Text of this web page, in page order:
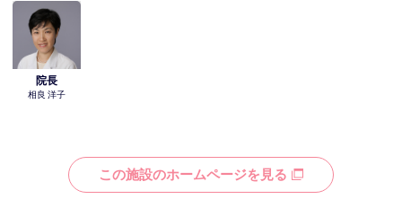
院長
相良 洋子
この施設のホームページを見る